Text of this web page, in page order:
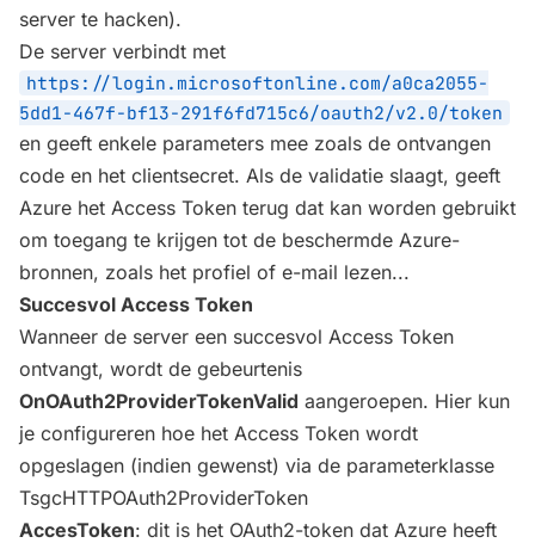
server te hacken).
De server verbindt met
https://login.microsoftonline.com/a0ca2055-
5dd1-467f-bf13-291f6fd715c6/oauth2/v2.0/token
en geeft enkele parameters mee zoals de ontvangen
code en het clientsecret. Als de validatie slaagt, geeft
Azure het Access Token terug dat kan worden gebruikt
om toegang te krijgen tot de beschermde Azure-
bronnen, zoals het profiel of e-mail lezen...
Succesvol Access Token
Wanneer de server een succesvol Access Token
ontvangt, wordt de gebeurtenis
OnOAuth2ProviderTokenValid aangeroepen. Hier kun
je configureren hoe het Access Token wordt
opgeslagen (indien gewenst) via de parameterklasse
TsgcHTTPOAuth2ProviderToken
AccesToken: dit is het OAuth2-token dat Azure heeft